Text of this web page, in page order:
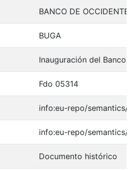
BANCO DE OCCIDENTE
BUGA
Inauguración del Banco
Fdo 05314
info:eu-repo/semantics/
info:eu-repo/semantics/
Documento histórico